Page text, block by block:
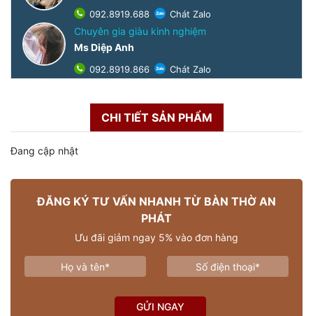
092.8919.688 Chát Zalo
Chuyên gia giàu kinh nghiệm
Ms Diệp Anh
092.8919.866 Chát Zalo
CHI TIẾT SẢN PHẨM
Đang cập nhật
ĐĂNG KÝ TƯ VẤN NHANH TỪ BÀN THỜ AN
PHÁT
Ưu đãi giảm ngay 5% vào đơn hàng
GỬI NGAY